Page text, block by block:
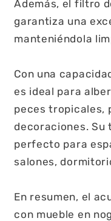
Además, el filtro
garantiza una
manteniéndola
Con una
es ideal para
peces tropicales,
decoraciones. Su
perfecto para
salones,
En resumen, el
con mueble en